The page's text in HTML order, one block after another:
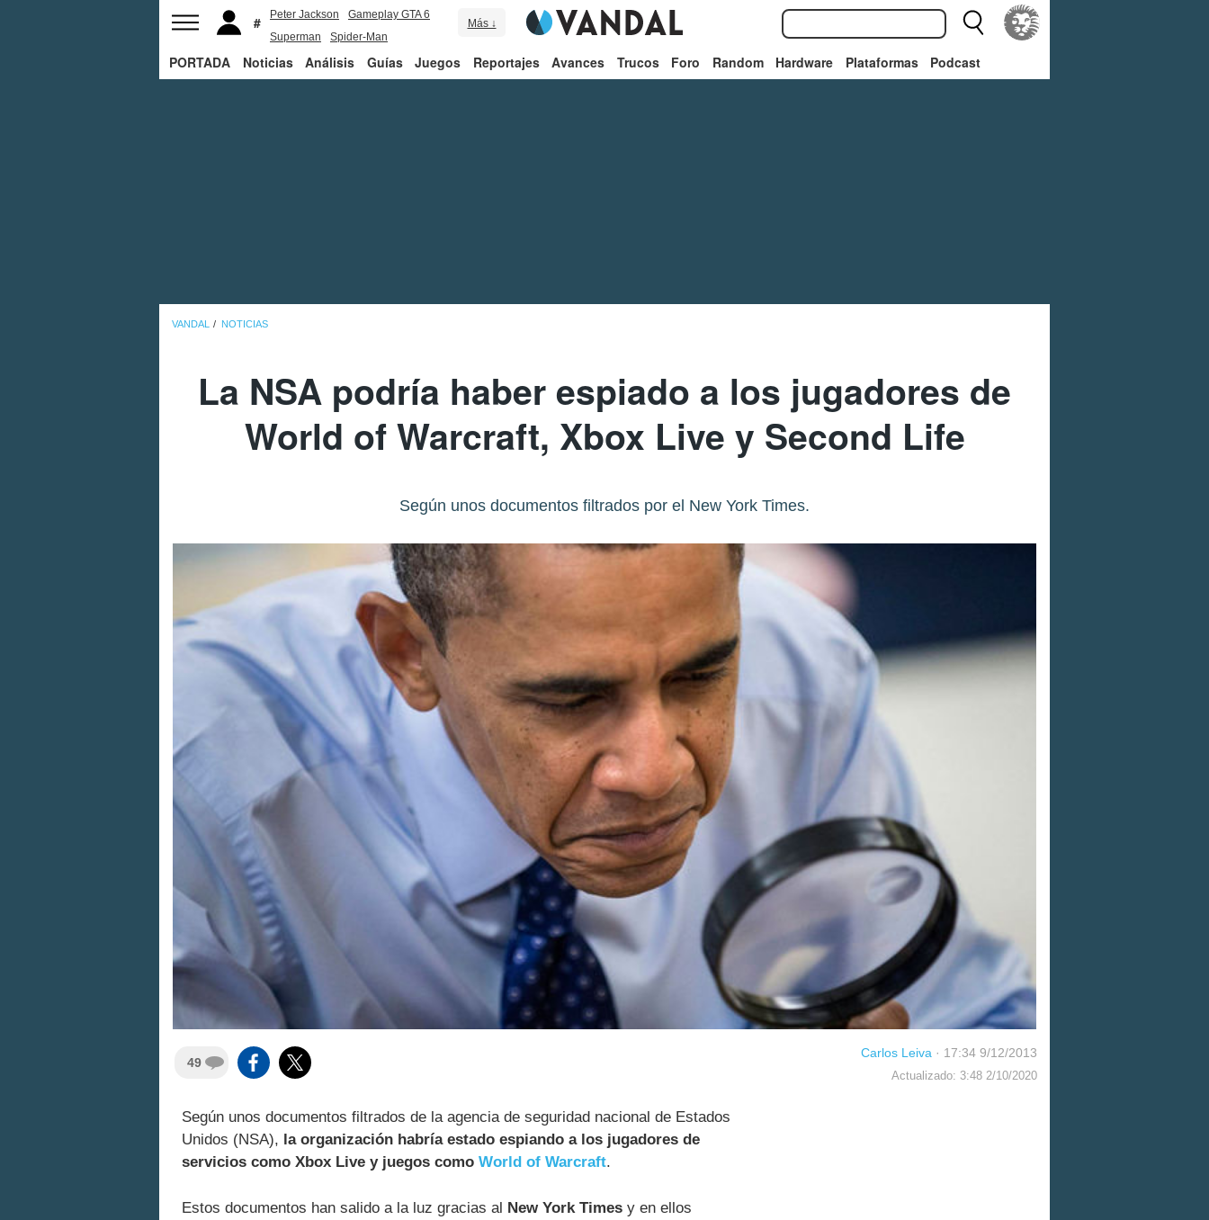
Peter Jackson
Gameplay GTA 6
Superman
Spider-Man
Más ↓
PORTADA Noticias Análisis Guías Juegos Reportajes Avances Trucos Foro Random Hardware Plataformas Podcast
VANDAL NOTICIAS
La NSA podría haber espiado a los jugadores de
World of Warcraft, Xbox Live y Second Life
Según unos documentos filtrados por el New York Times.
49
Carlos Leiva · 17:34 9/12/2013
Actualizado: 3:48 2/10/2020
Según unos documentos filtrados de la agencia de seguridad nacional de Estados
Unidos (NSA), la organización habría estado espiando a los jugadores de
servicios como Xbox Live y juegos como World of Warcraft.
Estos documentos han salido a la luz gracias al New York Times y en ellos